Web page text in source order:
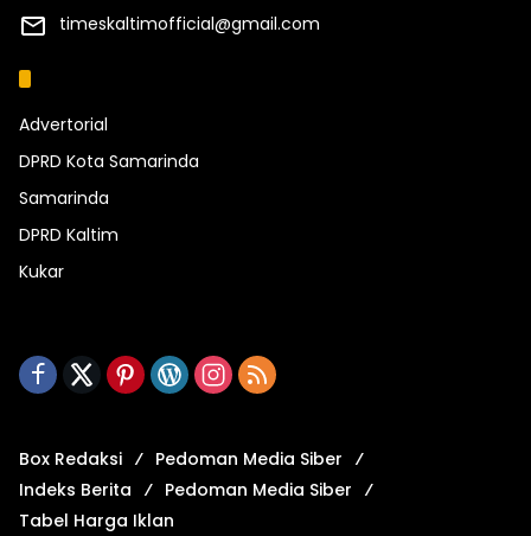
timeskaltimofficial@gmail.com
Advertorial
DPRD Kota Samarinda
Samarinda
DPRD Kaltim
Kukar
Box Redaksi
Pedoman Media Siber
Indeks Berita
Pedoman Media Siber
Tabel Harga Iklan